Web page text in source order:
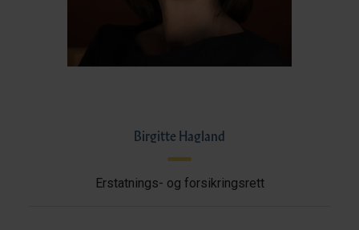
Birgitte Hagland
Erstatnings- og forsikringsrett